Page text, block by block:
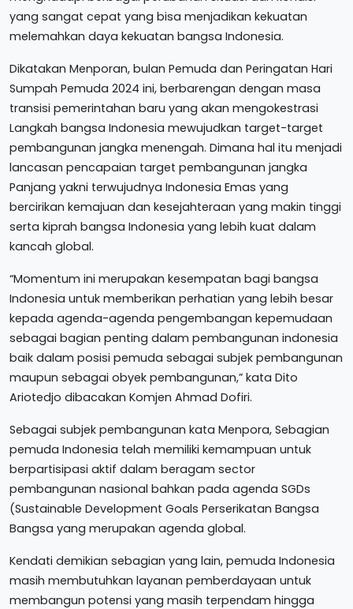
yang sangat cepat yang bisa menjadikan kekuatan
melemahkan daya kekuatan bangsa Indonesia.
Dikatakan Menporan, bulan Pemuda dan Peringatan Hari
Sumpah Pemuda 2024 ini, berbarengan dengan masa
transisi pemerintahan baru yang akan mengokestrasi
Langkah bangsa Indonesia mewujudkan target-target
pembangunan jangka menengah. Dimana hal itu menjadi
lancasan pencapaian target pembangunan jangka
Panjang yakni terwujudnya Indonesia Emas yang
bercirikan kemajuan dan kesejahteraan yang makin tinggi
serta kiprah bangsa Indonesia yang lebih kuat dalam
kancah global.
“Momentum ini merupakan kesempatan bagi bangsa
Indonesia untuk memberikan perhatian yang lebih besar
kepada agenda-agenda pengembangan kepemudaan
sebagai bagian penting dalam pembangunan indonesia
baik dalam posisi pemuda sebagai subjek pembangunan
maupun sebagai obyek pembangunan,” kata Dito
Ariotedjo dibacakan Komjen Ahmad Dofiri.
Sebagai subjek pembangunan kata Menpora, Sebagian
pemuda Indonesia telah memiliki kemampuan untuk
berpartisipasi aktif dalam beragam sector
pembangunan nasional bahkan pada agenda SGDs
(Sustainable Development Goals Perserikatan Bangsa
Bangsa yang merupakan agenda global.
Kendati demikian sebagian yang lain, pemuda Indonesia
masih membutuhkan layanan pemberdayaan untuk
membangun potensi yang masih terpendam hingga